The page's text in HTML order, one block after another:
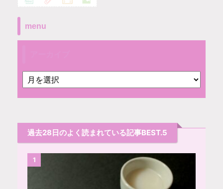
menu
過去28日のよく読まれている記事BEST.5
1